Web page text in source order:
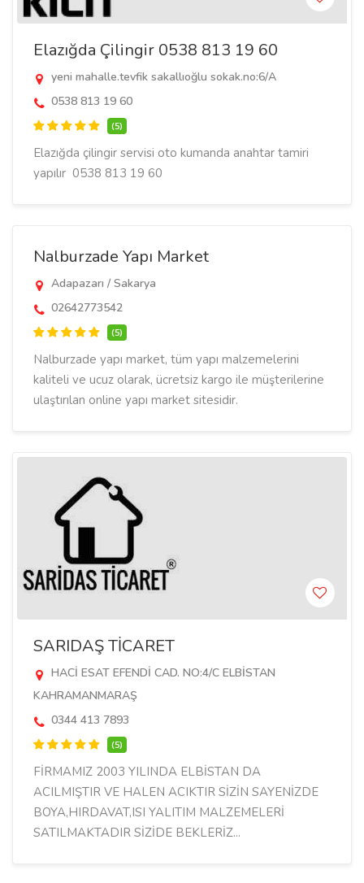
Elazığda Çilingir 0538 813 19 60
yeni mahalle.tevfik sakallıoğlu sokak.no:6/A
0538 813 19 60
(5)
Elazığda çilingir servisi oto kumanda anahtar tamiri
yapılır 0538 813 19 60
Nalburzade Yapı Market
Adapazarı / Sakarya
02642773542
(5)
Nalburzade yapı market, tüm yapı malzemelerini
kaliteli ve ucuz olarak, ücretsiz kargo ile müşterilerine
ulaştırılan online yapı market sitesidir.
SARIDAŞ TİCARET
HACİ ESAT EFENDİ CAD. NO:4/C ELBİSTAN
KAHRAMANMARAŞ
0344 413 7893
(5)
FİRMAMIZ 2003 YILINDA ELBİSTAN DA
ACILMIŞTIR VE HALEN ACIKTIR SİZİN SAYENİZDE
BOYA,HIRDAVAT,ISI YALITIM MALZEMELERİ
SATILMAKTADIR SİZİDE BEKLERİZ...